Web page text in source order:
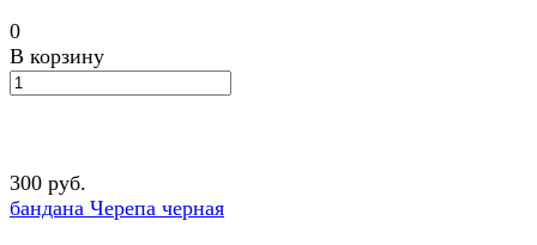
0
В корзину
300 руб.
бандана Черепа черная